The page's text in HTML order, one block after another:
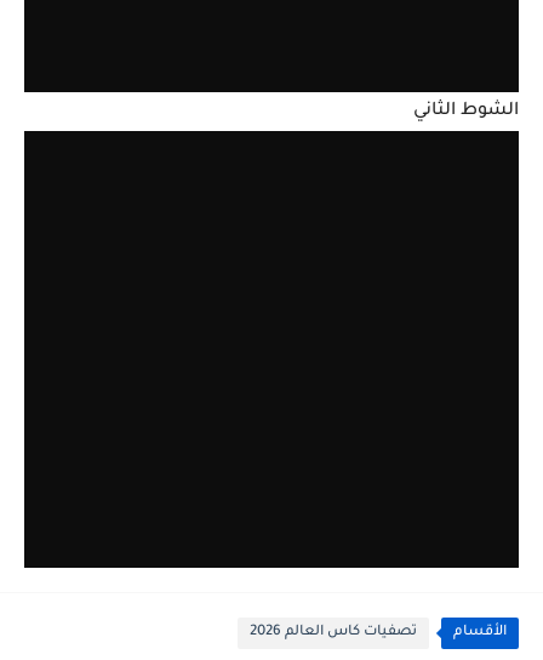
الشوط الثاني
الأقسام تصفيات كاس العالم 2026